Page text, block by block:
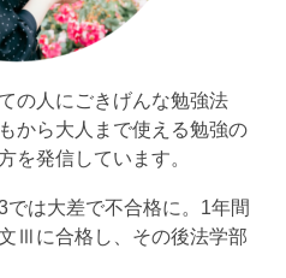
の人にごきげんな勉強法
から大人まで使える勉強の
を発信しています。
は大差で不合格に。1年間
Ⅲに合格し、その後法学部